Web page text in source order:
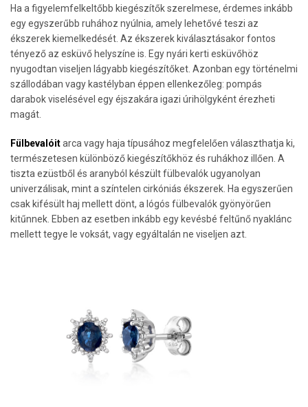
Ha a figyelemfelkeltőbb kiegészítők szerelmese, érdemes inkább
egy egyszerűbb ruhához nyúlnia, amely lehetővé teszi az
ékszerek kiemelkedését. Az ékszerek kiválasztásakor fontos
tényező az esküvő helyszíne is. Egy nyári kerti esküvőhöz
nyugodtan viseljen lágyabb kiegészítőket. Azonban egy történelmi
szállodában vagy kastélyban éppen ellenkezőleg: pompás
darabok viselésével egy éjszakára igazi úrihölgyként érezheti
magát.
Fülbevalóitarca vagy haja típusához megfelelően választhatja ki,
természetesen különböző kiegészítőkhöz és ruhákhoz illően. A
tiszta ezüstből és aranyból készült fülbevalók ugyanolyan
univerzálisak, mint a színtelen cirkóniás ékszerek. Ha egyszerűen
csak kifésült haj mellett dönt, a lógós fülbevalók gyönyörűen
kitűnnek. Ebben az esetben inkább egy kevésbé feltűnő nyaklánc
mellett tegye le voksát, vagy egyáltalán ne viseljen azt.